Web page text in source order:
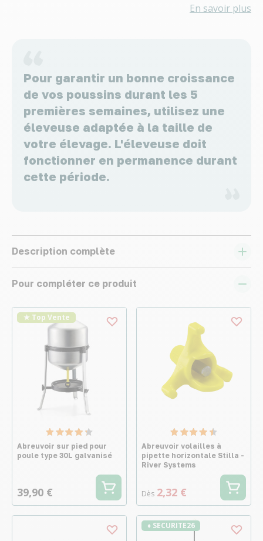
En savoir plus
Pour garantir un bonne croissance
de vos poussins durant les 5
premières semaines, utilisez une
éleveuse adaptée à la taille de
votre élevage. L'éleveuse doit
fonctionner en permanence durant
cette période.
Description complète
Pour compléter ce produit
★ Top Vente
Abreuvoir sur pied pour
poule type 30L galvanisé
39,90 €
Abreuvoir volailles à
pipette horizontale Stilla -
River Systems
Dès 2,32 €
♦ SECURITE26